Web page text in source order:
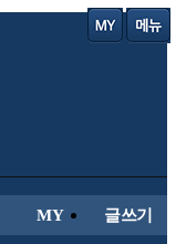
MY 글쓰기